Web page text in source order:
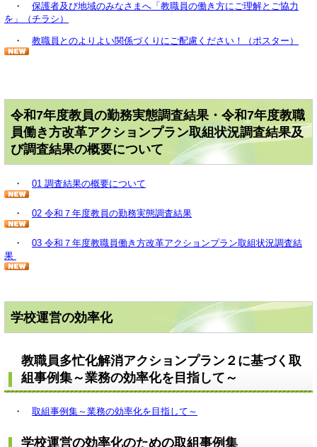
・ 保護者及び地域のみなさまへ「教職員の働き方にご理解とご協力
を」（チラシ）
・ 教職員とのよりよい関係づくりにご配慮ください！（ポスター）
令和7年度教員の勤務実態調査結果・令和7年度教職
員働き方改革アクションプラン取組状況調査結果及
び調査結果の概要について
・ 01 調査結果の概要について
・ 02 令和７年度教員の勤務実態調査結果
・ 03 令和７年度教職員働き方改革アクションプラン取組状況調査結
果
学校運営の効率化
教職員多忙化解消アクションプラン２に基づく取
組事例集～業務の効率化を目指して～
・ 取組事例集～業務の効率化を目指して～
学校運営の効率化のための取組事例集